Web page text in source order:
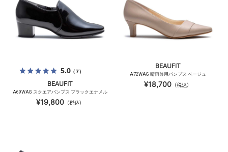
5.0（7）
BEAUFIT
A69WAG スクエアパンプス ブラックエナメル
¥19,800（税込）
BEAUFIT
A72WAG 晴雨兼用パンプス ベージュ
¥18,700 （税込）